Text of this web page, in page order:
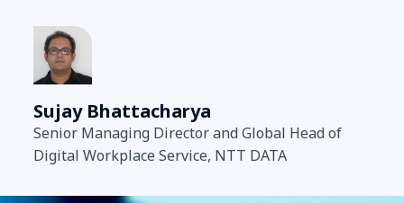
Sujay Bhattacharya
Senior Managing Director and Global Head of
Digital Workplace Service, NTT DATA